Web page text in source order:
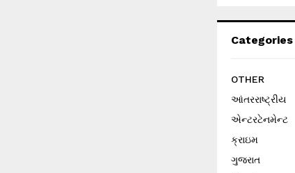
Categories
OTHER
આંતરરાષ્ટ્રીય
એન્ટરટેનમેન્ટ
ક્રાઇમ
ગુજરાત